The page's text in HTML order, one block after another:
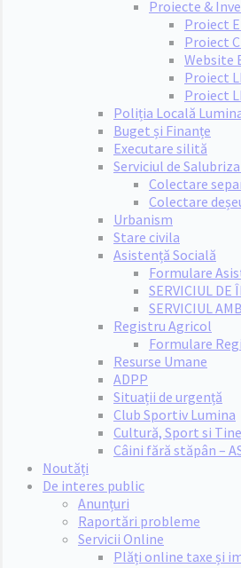
Proiecte &
Proiect
Proiect
Website
Proiect
Proiect
Poliția Locală
Buget și Finanțe
Executare silită
Serviciul de
Colectare
Colectare
Urbanism
Stare civila
Asistență Socială
Formulare
SERVICIUL DE
SERVICIUL
Registru Agricol
Formulare
Resurse Umane
ADPP
Situații de urgență
Club Sportiv Lumina
Cultură, Sport si
Câini fără stăpân –
Noutăți
De interes public
Anunțuri
Raportări probleme
Servicii Online
Plăți online taxe și